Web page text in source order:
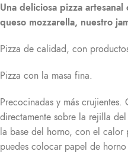
Una deliciosa pizza
queso mozzarella, nuestro
Pizza de calidad, con
Pizza con la masa fina.
Precocinadas y más
directamente sobre la rejilla
la base del horno, con el
puedes colocar papel de horno